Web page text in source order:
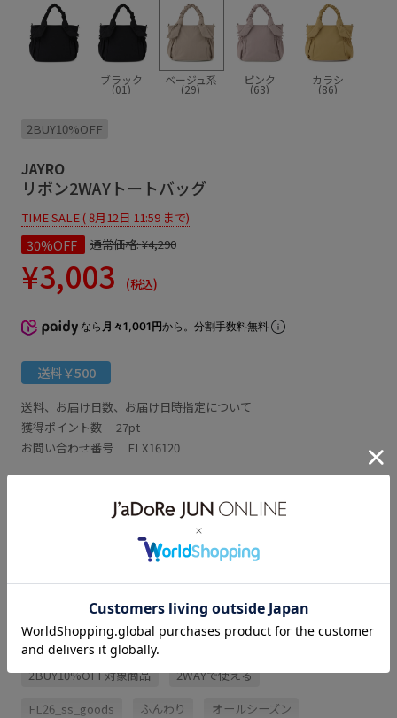
ブラック
(01)
ベージュ系
(29)
ピンク
(63)
カラシ
(86)
2BUY10%OFF
JAYRO
リボン2WAYトートバッグ
TIME SALE ( 8月12日 11:59 まで)
30%OFF 通常価格:¥4,290
¥3,003 (税込)
なら 月々1,001円から。分割手数料無料
送料￥500
送料、お届け日数、お届け日時指定について
獲得ポイント数 27pt
お問い合わせ番号 FLX16120
サイズ・素材・お手入れ方法
関連タグ
2BUY10%OFF対象商品 2WAYで使える
FL26_ss_goods ふんわり オールシーズン